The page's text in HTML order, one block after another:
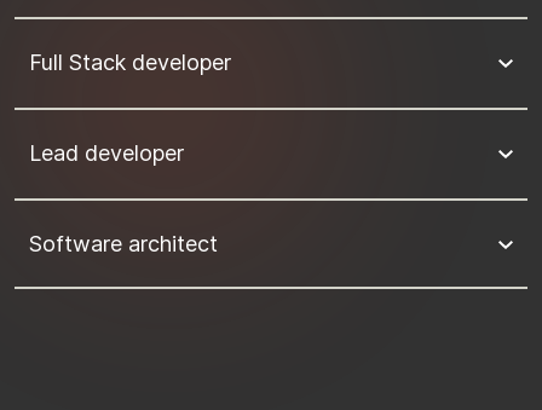
Full Stack developer
Lead developer
Software architect